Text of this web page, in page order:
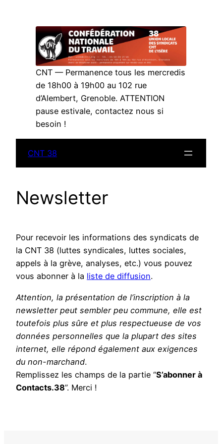
CNT — Permanence tous les mercredis
de 18h00 à 19h00 au 102 rue
d’Alembert, Grenoble. ATTENTION
pause estivale, contactez nous si
besoin !
CNT 38
Newsletter
Pour recevoir les informations des syndicats de
la CNT 38 (luttes syndicales, luttes sociales,
appels à la grève, analyses, etc.) vous pouvez
vous abonner à la liste de diffusion.
Attention, la présentation de l’inscription à la
newsletter peut sembler peu commune, elle est
toutefois plus sûre et plus respectueuse de vos
données personnelles que la plupart des sites
internet, elle répond également aux exigences
du non-marchand.
Remplissez les champs de la partie “S’abonner à
Contacts.38”. Merci !